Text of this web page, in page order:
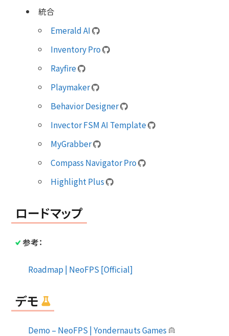
統合
Emerald AI
Inventory Pro
Rayfire
Playmaker
Behavior Designer
Invector FSM AI Template
MyGrabber
Compass Navigator Pro
Highlight Plus
ロードマップ
参考：
Roadmap | NeoFPS [Official]
デモ
Demo – NeoFPS | Yondernauts Games